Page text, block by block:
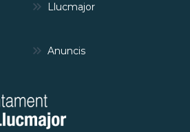
Llucmajor
Anuncis